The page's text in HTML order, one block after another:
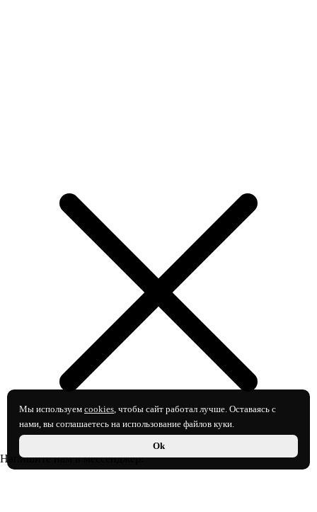
Мы используем cookies, чтобы сайт работал лучше. Оставаясь с
нами, вы соглашаетесь на использование файлов куки.
Ok
Напишите нам в мессенджер: